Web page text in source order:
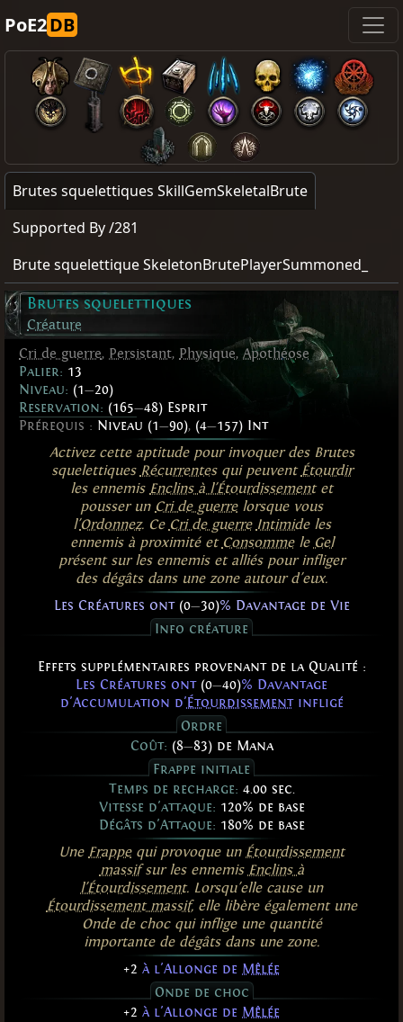
PoE2DB
Brutes squelettiques SkillGemSkeletalBrute
Supported By /281
Brute squelettique SkeletonBrutePlayerSummoned_
Brutes squelettiques
Créature
Cri de guerre, Persistant, Physique, Apothéose
Palier: 13
Niveau: (1—20)
Reservation: (165—48) Esprit
Prérequis : Niveau (1—90), (4—157) Int
Activez cette aptitude pour invoquer des Brutes
squelettiques Récurrentesqui peuvent Étourdir
les ennemis Enclins à l'Étourdissementet
pousser un Cri de guerrelorsque vous
l'Ordonnez. Ce Cri de guerre Intimideles
ennemis à proximité et Consommele Gel
présent sur les ennemis et alliés pour infliger
des dégâts dans une zone autour d'eux.
Les Créatures ont (0—30)% Davantage de Vie
Info créature
Effets supplémentaires provenant de la Qualité :
Les Créatures ont (0—40)% Davantage
d'Accumulation d'Étourdissementinfligé
Ordre
Coût: (8—83) de Mana
Frappe initiale
Temps de recharge: 4.00 sec.
Vitesse d'attaque: 120% de base
Dégâts d'Attaque: 180% de base
Une Frappequi provoque un Étourdissement
massifsur les ennemis Enclins à
l'Étourdissement. Lorsqu'elle cause un
Étourdissement massif, elle libère également une
Onde de choc qui inflige une quantité
importante de dégâts dans une zone.
+2 à l'Allonge de Mêlée
Onde de choc
+2 à l'Allonge de Mêlée